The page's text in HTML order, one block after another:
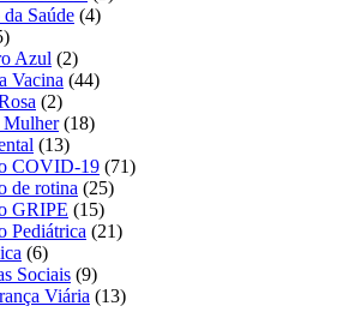
Saúde (4)
Azul (2)
Vacina (44)
(2)
Mulher(18)
(13)
COVID-19 (71)
de rotina (25)
GRIPE (15)
Pediátrica (21)
(6)
Sociais (9)
Viária (13)